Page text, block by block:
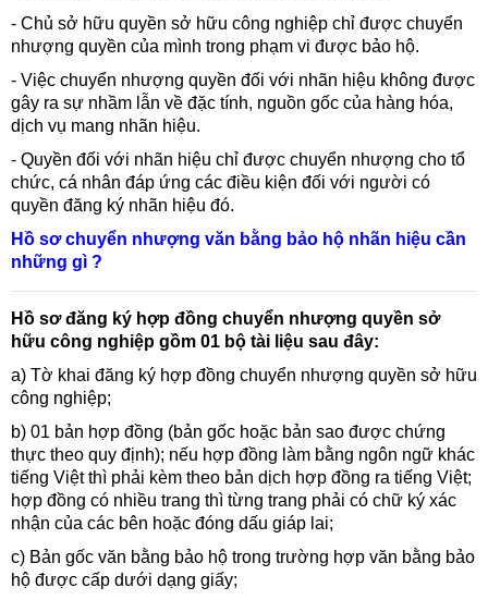
- Chủ sở hữu quyền sở hữu công nghiệp chỉ được chuyển
nhượng quyền của mình trong phạm vi được bảo hộ.
- Việc chuyển nhượng quyền đối với nhãn hiệu không được
gây ra sự nhầm lẫn về đặc tính, nguồn gốc của hàng hóa,
dịch vụ mang nhãn hiệu.
- Quyền đối với nhãn hiệu chỉ được chuyển nhượng cho tổ
chức, cá nhân đáp ứng các điều kiện đối với người có
quyền đăng ký nhãn hiệu đó.
Hồ sơ chuyển nhượng văn bằng bảo hộ nhãn hiệu cần
những gì ?
Hồ sơ đăng ký hợp đồng chuyển nhượng quyền sở
hữu công nghiệp gồm 01 bộ tài liệu sau đây:
a) Tờ khai đăng ký hợp đồng chuyển nhượng quyền sở hữu
công nghiệp;
b) 01 bản hợp đồng (bản gốc hoặc bản sao được chứng
thực theo quy định); nếu hợp đồng làm bằng ngôn ngữ khác
tiếng Việt thì phải kèm theo bản dịch hợp đồng ra tiếng Việt;
hợp đồng có nhiều trang thì từng trang phải có chữ ký xác
nhận của các bên hoặc đóng dấu giáp lai;
c) Bản gốc văn bằng bảo hộ trong trường hợp văn bằng bảo
hộ được cấp dưới dạng giấy;